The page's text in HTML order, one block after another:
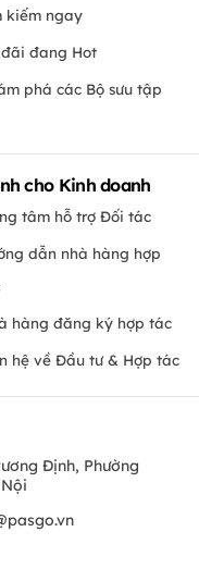
kiếm ngay
đãi đang Hot
phá các Bộ sưu tập
cho Kinh doanh
tâm hỗ trợ Đối tác
dẫn nhà hàng hợp
hàng đăng ký hợp tác
hệ về Đầu tư & Hợp tác
Định, Phường